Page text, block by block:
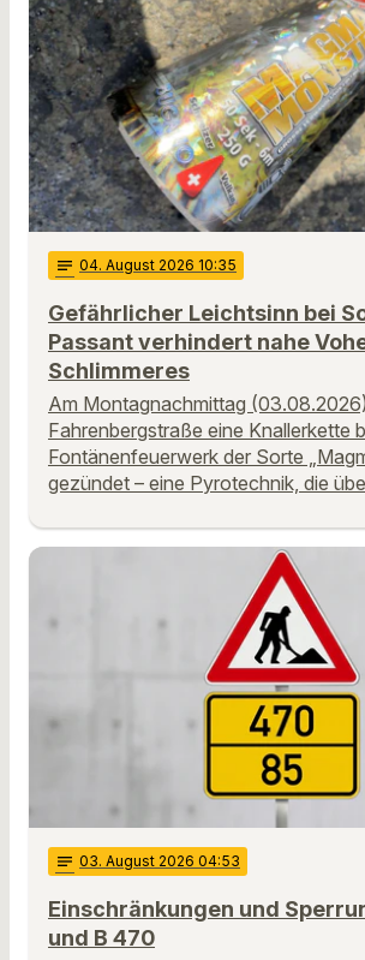
notes 04. August 2026 10:35
Gefährlicher Leichtsinn bei
Passant verhindert nahe
Schlimmeres
Am Montagnachmittag
Fahrenbergstraße eine Knallerkette
Fontänenfeuerwerk der Sorte
gezündet – eine Pyrotechnik, die
notes 03. August 2026 04:53
Einschränkungen und
und B 470